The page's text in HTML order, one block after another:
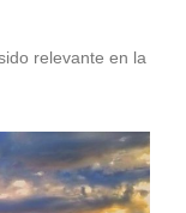
relevante en la